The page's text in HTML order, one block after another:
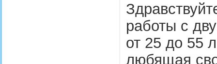
работы с
от 25 до 55
любящая